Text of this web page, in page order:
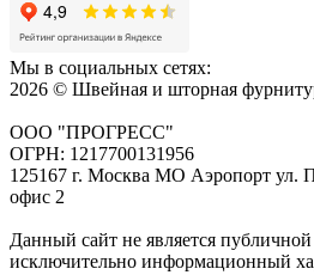
Мы в социальных сетях:
2026 © Швейная и шторная
ООО "ПРОГРЕСС"
ОГРН: 1217700131956
125167 г. Москва МО Аэропорт ул.
офис 2
Данный сайт не является
исключительно информационный